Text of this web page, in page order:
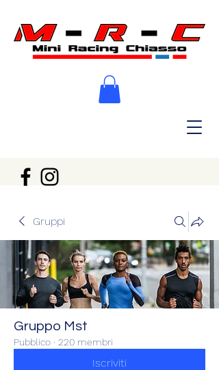
Gruppi
Gruppo Mst
Pubblico · 220 membri
Iscriviti